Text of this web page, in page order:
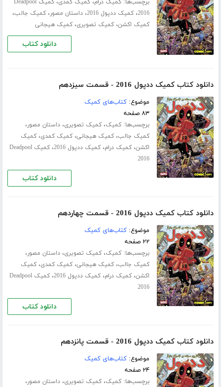
برچسب‌ها:کمیک درام،کمیک کمدی،
کمیک Deadpool
2016،کمیک ددپول 2016 ،داستان مصور،کمیک جالب،
کمیک اکشن،کمیک تصویری،کمیک هیجانی
دانلود کتاب
دانلود کتاب کمیک ددپول 2016 - قسمت سیزدهم
موضوع:کتاب‌های کمیک
۸۳ صفحه
برچسب‌ها:کمیک،کمیک تصویری،داستان مصور،
کمیک جالب،کمیک هیجانی،کمیک کمدی،کمیک
اکشن،کمیک درام،کمیک ددپول 2016 ،
کمیک Deadpool
2016
دانلود کتاب
دانلود کتاب کمیک ددپول 2016 - قسمت چهاردهم
موضوع:کتاب‌های کمیک
۲۲ صفحه
برچسب‌ها:کمیک،کمیک تصویری،داستان مصور،
کمیک جالب،کمیک هیجانی،کمیک کمدی،کمیک
اکشن،کمیک درام،کمیک ددپول 2016 ،
کمیک Deadpool
2016
دانلود کتاب
دانلود کتاب کمیک ددپول 2016 - قسمت پانزدهم
موضوع:کتاب‌های کمیک
۲۴ صفحه
برچسب‌ها:کمیک،کمیک تصویری،داستان مصور،